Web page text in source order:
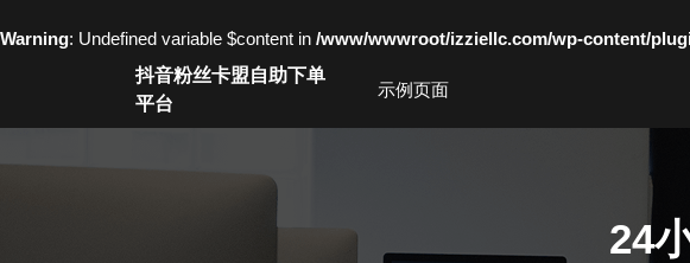
Warning: Undefined variable $content in /www/wwwroot/izziellc.com/wp-content/
抖音粉丝卡盟自助下单
平台
示例页面
24